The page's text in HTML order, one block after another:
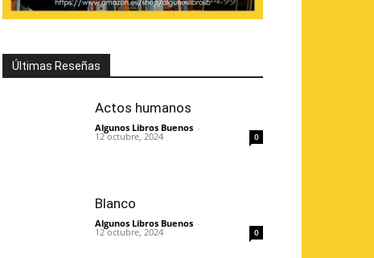
Últimas Reseñas
Actos humanos
Algunos Libros Buenos -
12 octubre, 2024 0
Blanco
Algunos Libros Buenos -
12 octubre, 2024 0